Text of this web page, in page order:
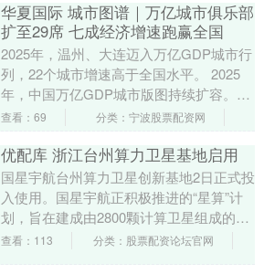
华夏国际 城市图谱｜万亿城市俱乐部
扩至29席 七成经济增速跑赢全国
2025年，温州、大连迈入万亿GDP城市行
列，22个城市增速高于全国水平。 2025
年，中国万亿GDP城市版图持续扩容。随
着温州和大连成功迈入万亿城市行列，万
查看：69 分类：宁波股票配资网
优配库 浙江台州算力卫星基地启用
国星宇航台州算力卫星创新基地2日正式投
入使用。国星宇航正积极推进的“星算”计
划，旨在建成由2800颗计算卫星组成的超
级太空计算中心，形成全球覆盖、移动泛
查看：113 分类：股票配资论坛官网